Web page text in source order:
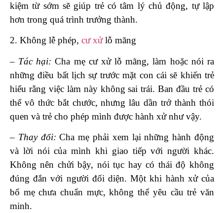
kiệm từ sớm sẽ giúp trẻ có tâm lý chủ động, tự lập
hơn trong quá trình trưởng thành.
2. Không lễ phép, cư xửlỗ mãng
– Tác hại:Cha mẹ cư xử lỗ mãng, làm hoặc nói ra
những điều bất lịch sự trước mặt con cái sẽ khiến trẻ
hiểu rằng việc làm này không sai trái. Ban đầu trẻ có
thể vô thức bắt chước, nhưng lâu dần trở thành thói
quen và trẻ cho phép mình được hành xử như vậy.
– Thay đổi: Cha mẹ phải xem lại những hành động
và lời nói của mình khi giao tiếp với người khác.
Không nên chửi bậy, nói tục hay có thái độ không
đúng đắn với người đối diện. Một khi hành xử của
bố mẹ chưa chuẩn mực, không thể yêu cầu trẻ văn
minh.